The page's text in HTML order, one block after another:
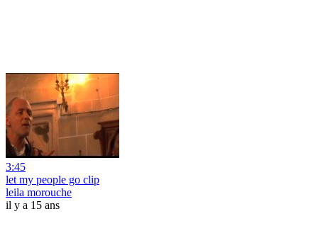
3:45
let my people go clip
leila morouche
il y a 15 ans